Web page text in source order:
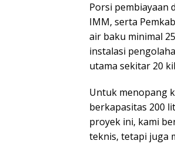
Porsi pembiayaan
IMM, serta
air baku minimal
instalasi
utama sekitar 20
Untuk menopang
berkapasitas 200
proyek ini, kami
teknis, tetapi juga